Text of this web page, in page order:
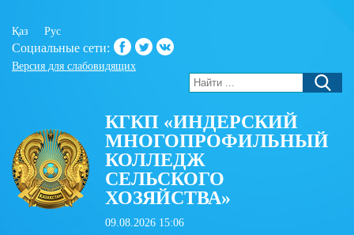
Қаз Рус
Социальные сети:
Версия для слабовидящих
КГКП «ИНДЕРСКИЙ
МНОГОПРОФИЛЬНЫЙ
КОЛЛЕДЖ
СЕЛЬСКОГО
ХОЗЯЙСТВА»
09.08.2026 15:06